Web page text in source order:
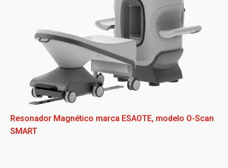
Resonador Magnético marca ESAOTE, modelo O-Scan
SMART